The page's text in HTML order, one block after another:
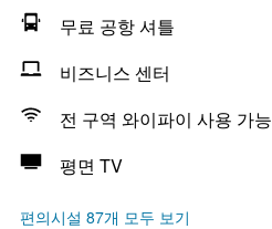
무료 공항 셔틀
비즈니스 센터
전 구역 와이파이 사용 가능
평면 TV
편의시설 87개 모두 보기